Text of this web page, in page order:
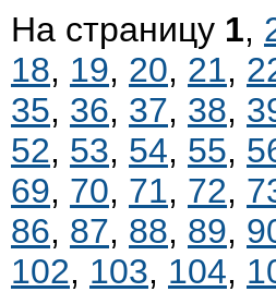
На страницу 1,
18, 19, 20, 21,
35, 36, 37, 38,
52, 53, 54, 55,
69, 70, 71, 72,
86, 87, 88, 89,
102, 103, 104,